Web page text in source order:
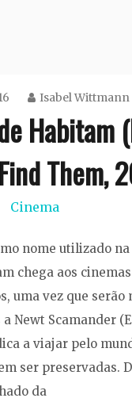
Isabel Wittmann
Habitam
Them,
Cinema
nome utilizado
chega aos
uma vez que
Newt Scamander
a viajar pelo
ser preservadas.
da